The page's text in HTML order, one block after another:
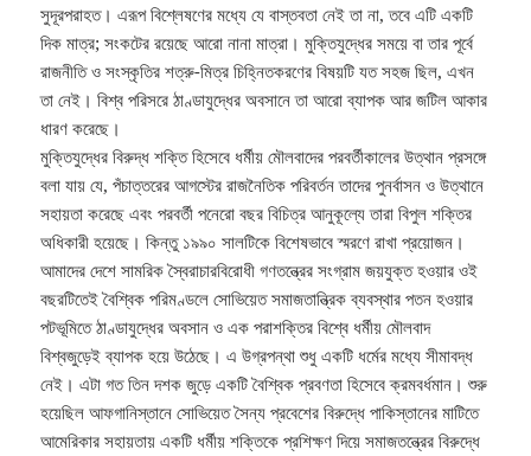
সুদূরপরাহত। এরূপ বিশ্লেষণের মধ্যে যে বাস্তবতা নেই তা না, তবে এটি একটি
দিক মাত্র; সংকটের রয়েছে আরো নানা মাত্রা। মুক্তিযুদ্ধের সময়ে বা তার পূর্বে
রাজনীতি ও সংস্কৃতির শত্রু-মিত্র চিহ্নিতকরণের বিষয়টি যত সহজ ছিল, এখন
তা নেই। বিশ্ব পরিসরে ঠাণ্ডাযুদ্ধের অবসানে তা আরো ব্যাপক আর জটিল আকার
ধারণ করেছে।
মুক্তিযুদ্ধের বিরুদ্ধ শক্তি হিসেবে ধর্মীয় মৌলবাদের পরবর্তীকালের উত্থান প্রসঙ্গে
বলা যায় যে, পঁচাত্তরের আগস্টের রাজনৈতিক পরিবর্তন তাদের পুনর্বাসন ও উত্থানে
সহায়তা করেছে এবং পরবর্তী পনেরো বছর বিচিত্র আনুকূল্যে তারা বিপুল শক্তির
অধিকারী হয়েছে। কিন্তু ১৯৯০ সালটিকে বিশেষভাবে স্মরণে রাখা প্রয়োজন।
আমাদের দেশে সামরিক স্বৈরাচারবিরোধী গণতন্ত্রের সংগ্রাম জয়যুক্ত হওয়ার ওই
বছরটিতেই বৈশ্বিক পরিমণ্ডলে সোভিয়েত সমাজতান্ত্রিক ব্যবস্থার পতন হওয়ার
পটভূমিতে ঠাণ্ডাযুদ্ধের অবসান ও এক পরাশক্তির বিশ্বে ধর্মীয় মৌলবাদ
বিশ্বজুড়েই ব্যাপক হয়ে উঠেছে। এ উগ্রপন্থা শুধু একটি ধর্মের মধ্যে সীমাবদ্ধ
নেই। এটা গত তিন দশক জুড়ে একটি বৈশ্বিক প্রবণতা হিসেবে ক্রমবর্ধমান। শুরু
হয়েছিল আফগানিস্তানে সোভিয়েত সৈন্য প্রবেশের বিরুদ্ধে পাকিস্তানের মাটিতে
আমেরিকার সহায়তায় একটি ধর্মীয় শক্তিকে প্রশিক্ষণ দিয়ে সমাজতন্ত্রের বিরুদ্ধে